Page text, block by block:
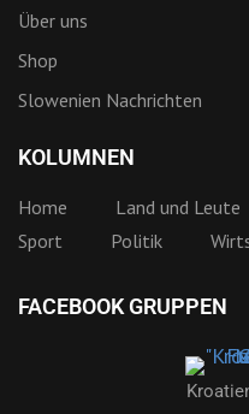
Über uns
Shop
Slowenien Nachrichten
KOLUMNEN
Home Land und Leute
Sport
Politik
FACEBOOK GRUPPEN